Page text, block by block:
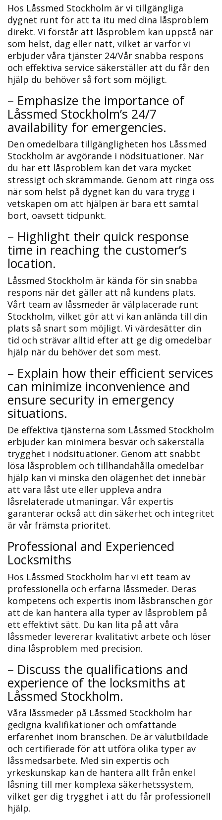
Hos Låssmed Stockholm är vi tillgängliga
dygnet runt för att ta itu med dina låsproblem
direkt.​ Vi förstår att låsproblem kan uppstå när
som helst, dag eller natt, vilket är varför vi
erbjuder våra tjänster 24/Vår snabba respons
och effektiva service säkerställer att du får den
hjälp du behöver så fort som möjligt.​
– Emphasize the importance of
Låssmed Stockholm’s 24/7
availability for emergencies.​
Den omedelbara tillgängligheten hos Låssmed
Stockholm är avgörande i nödsituationer. När
du har ett låsproblem kan det vara mycket
stressigt och skrämmande. Genom att ringa oss
när som helst på dygnet kan du vara trygg i
vetskapen om att hjälpen är bara ett samtal
bort, oavsett tidpunkt.​
– Highlight their quick response
time in reaching the customer’s
location.
Låssmed Stockholm är kända för sin snabba
respons när det gäller att nå kundens plats.​
Vårt team av låssmeder är välplacerade runt
Stockholm, vilket gör att vi kan anlända till din
plats så snart som möjligt. Vi värdesätter din
tid och strävar alltid efter att ge dig omedelbar
hjälp när du behöver det som mest.
– Explain how their efficient services
can minimize inconvenience and
ensure security in emergency
situations.​
De effektiva tjänsterna som Låssmed Stockholm
erbjuder kan minimera besvär och säkerställa
trygghet i nödsituationer.​ Genom att snabbt
lösa låsproblem och tillhandahålla omedelbar
hjälp kan vi minska den olägenhet det innebär
att vara låst ute eller uppleva andra
låsrelaterade utmaningar.​ Vår expertis
garanterar också att din säkerhet och integritet
är vår främsta prioritet.​
Professional and Experienced
Locksmiths
Hos Låssmed Stockholm har vi ett team av
professionella och erfarna låssmeder.​ Deras
kompetens och expertis inom låsbranschen gör
att de kan hantera alla typer av låsproblem på
ett effektivt sätt.​ Du kan lita på att våra
låssmeder levererar kvalitativt arbete och löser
dina låsproblem med precision.​
– Discuss the qualifications and
experience of the locksmiths at
Låssmed Stockholm.​
Våra låssmeder på Låssmed Stockholm har
gedigna kvalifikationer och omfattande
erfarenhet inom branschen. De är välutbildade
och certifierade för att utföra olika typer av
låssmedsarbete.​ Med sin expertis och
yrkeskunskap kan de hantera allt från enkel
låsning till mer komplexa säkerhetssystem,
vilket ger dig trygghet i att du får professionell
hjälp.​